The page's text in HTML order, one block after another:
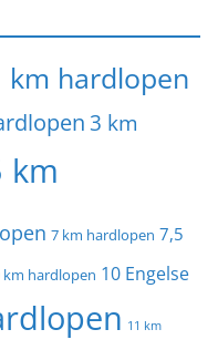
km hardlopen
3 km
km
7 km hardlopen 7,5
km hardlopen 10 Engelse
11 km